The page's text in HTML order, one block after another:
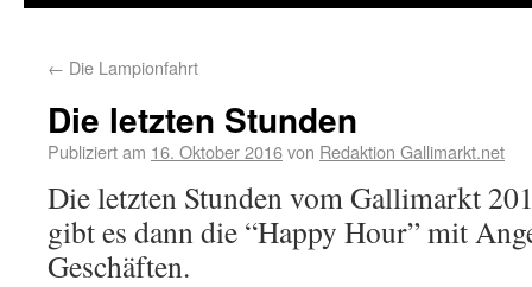
← Die Lampionfahrt
Die letzten Stunden
Publiziert am 16. Oktober 2016von Redaktion Gallimarkt.net
Die letzten Stunden vom Gallimarkt
gibt es dann die “Happy Hour” mit
Geschäften.